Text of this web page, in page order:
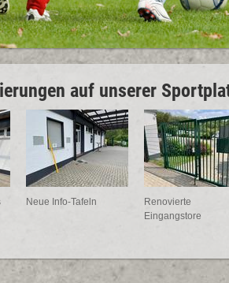
auf unserer
Neue Info-Tafeln
Renovierte
Eingangstore